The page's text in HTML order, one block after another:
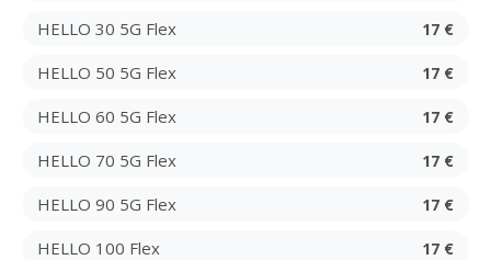
HELLO 30 5G Flex 17 €
HELLO 50 5G Flex 17 €
HELLO 60 5G Flex 17 €
HELLO 70 5G Flex 17 €
HELLO 90 5G Flex 17 €
HELLO 100 Flex 17 €